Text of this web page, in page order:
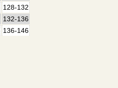
128-132
132-136
136-146